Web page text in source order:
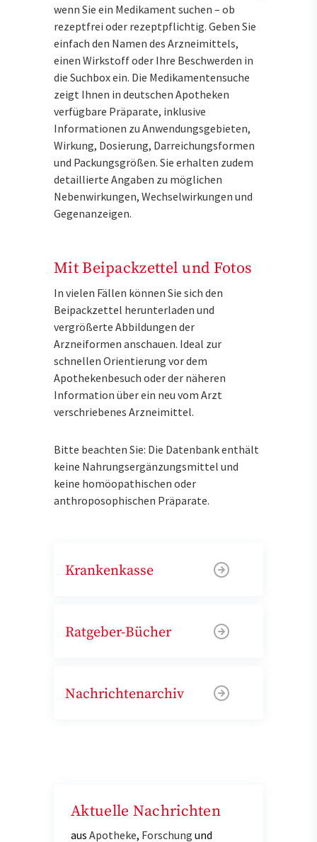
wenn Sie ein Medikament suchen – ob
rezeptfrei oder rezeptpflichtig. Geben Sie
einfach den Namen des Arzneimittels,
einen Wirkstoff oder Ihre Beschwerden in
die Suchbox ein. Die Medikamentensuche
zeigt Ihnen in deutschen Apotheken
verfügbare Präparate, inklusive
Informationen zu Anwendungsgebieten,
Wirkung, Dosierung, Darreichungsformen
und Packungsgrößen. Sie erhalten zudem
detaillierte Angaben zu möglichen
Nebenwirkungen, Wechselwirkungen und
Gegenanzeigen.
Mit Beipackzettel und Fotos
In vielen Fällen können Sie sich den
Beipackzettel herunterladen und
vergrößerte Abbildungen der
Arzneiformen anschauen. Ideal zur
schnellen Orientierung vor dem
Apothekenbesuch oder der näheren
Information über ein neu vom Arzt
verschriebenes Arzneimittel.
Bitte beachten Sie: Die Datenbank enthält
keine Nahrungsergänzungsmittel und
keine homöopathischen oder
anthroposophischen Präparate.
Krankenkasse
Ratgeber-Bücher
Nachrichtenarchiv
Aktuelle Nachrichten
aus Apotheke, Forschung und